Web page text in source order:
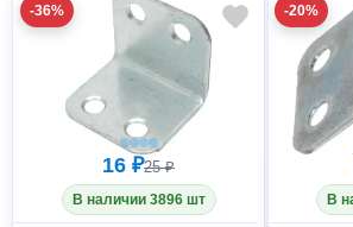
-36%
16 ₽25 ₽
В наличии 3896 шт
-20%
В